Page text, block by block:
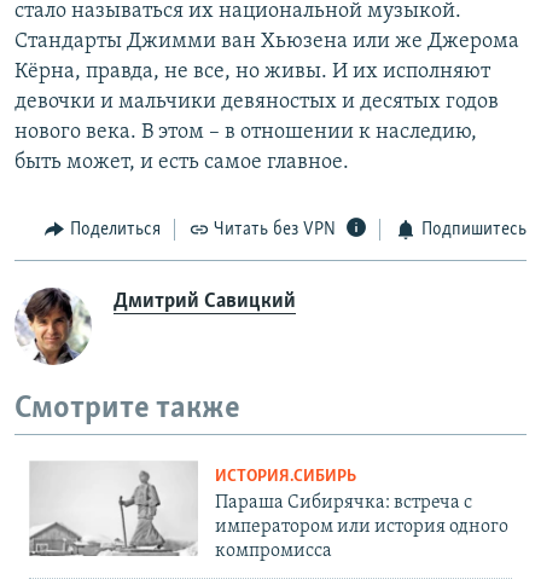
стало называться их национальной музыкой.
Стандарты Джимми ван Хьюзена или же Джерома
Кёрна, правда, не все, но живы. И их исполняют
девочки и мальчики девяностых и десятых годов
нового века. В этом – в отношении к наследию,
быть может, и есть самое главное.
Поделиться Читать без VPN Подпишитесь
Дмитрий Савицкий
Смотрите также
ИСТОРИЯ.СИБИРЬ
Параша Сибирячка: встреча с
императором или история одного
компромисса